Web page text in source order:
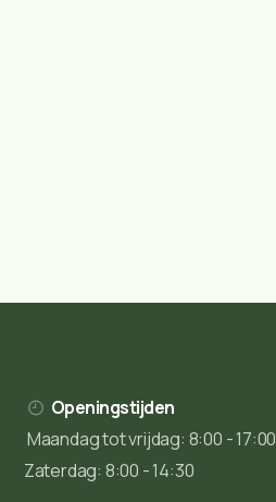
Openingstijden
Maandag tot vrijdag: 8:00 - 17:00
Zaterdag: 8:00 - 14:30